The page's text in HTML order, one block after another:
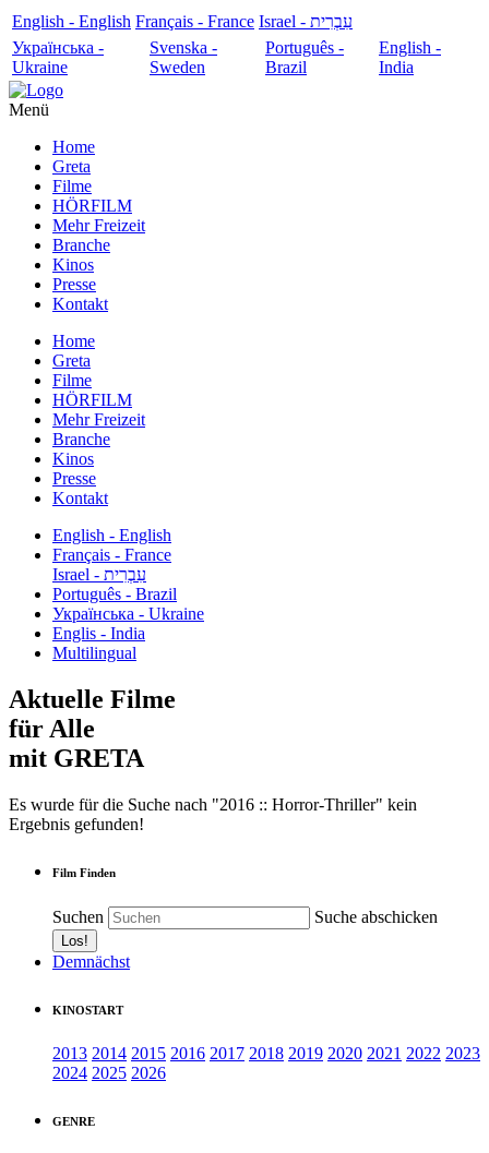
English - English Français - France
עִבְרִית - Israel
Українська -
Ukraine
Svenska -
Sweden
Português -
Brazil
English -
India
Menü
Home
Greta
Filme
HÖRFILM
Mehr Freizeit
Branche
Kinos
Presse
Kontakt
Home
Greta
Filme
HÖRFILM
Mehr Freizeit
Branche
Kinos
Presse
Kontakt
English - English
Français - France
עִבְרִית - Israel
Português - Brazil
Українська - Ukraine
Englis - India
Multilingual
Aktuelle Filme
für Alle
mit GRETA
Es wurde für die Suche nach "2016 :: Horror-Thriller" kein
Ergebnis gefunden!
Film Finden
Suchen Suche abschicken
Demnächst
KINOSTART
2013 2014 2015 2016 2017 2018 2019 2020 2021 2022 2023
2024 2025 2026
GENRE